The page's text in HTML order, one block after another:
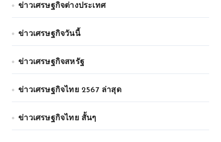
ข่าวเศรษฐกิจต่างประเทศ
ข่าวเศรษฐกิจวันนี้
ข่าวเศรษฐกิจสหรัฐ
ข่าวเศรษฐกิจไทย 2567 ล่าสุด
ข่าวเศรษฐกิจไทย สั้นๆ